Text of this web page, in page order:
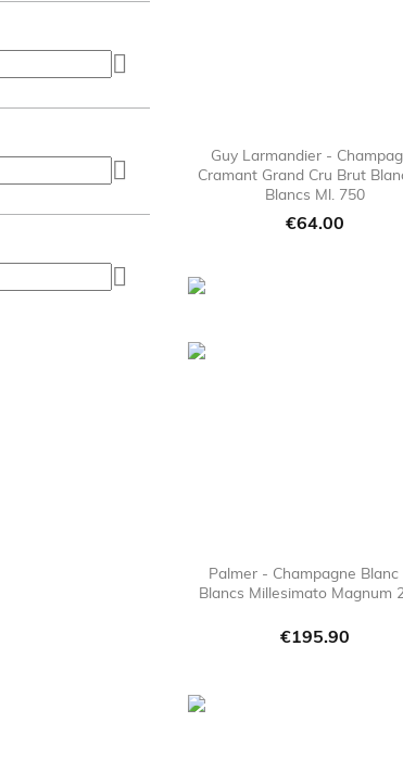



Guy Larmandier -
Cramant Grand Cru Brut
Blancs Ml. 750
Price
€64.00

Palmer - Champagne Blanc
Blancs Millesimato Magnum
Price
€195.90